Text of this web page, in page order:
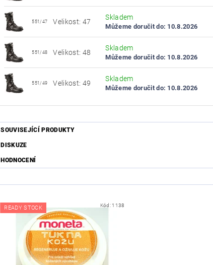
551/47 Velikost: 47
Skladem
Můžeme doručit do: 10.8.2026
551/48 Velikost: 48
Skladem
Můžeme doručit do: 10.8.2026
551/49 Velikost: 49
Skladem
Můžeme doručit do: 10.8.2026
SOUVISEJÍCÍ PRODUKTY
DISKUZE
HODNOCENÍ
READY STOCK Kód: 1138